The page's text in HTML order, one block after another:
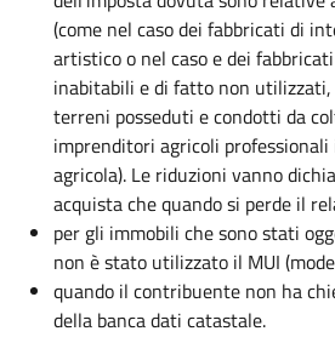
(come nel caso dei fabbricati di
artistico o nel caso e dei
inabitabili e di fatto non
terreni posseduti e condotti da
imprenditori agricoli
agricola). Le riduzioni vanno
acquista che quando si perde il
per gli immobili che sono stati
non è stato utilizzato il MUI
quando il contribuente non ha
della banca dati catastale.